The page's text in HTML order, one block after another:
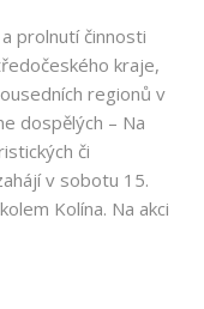
prolnutí činnosti
kraje,
regionů v
dospělých – Na
či
v sobotu 15.
Kolína. Na akci